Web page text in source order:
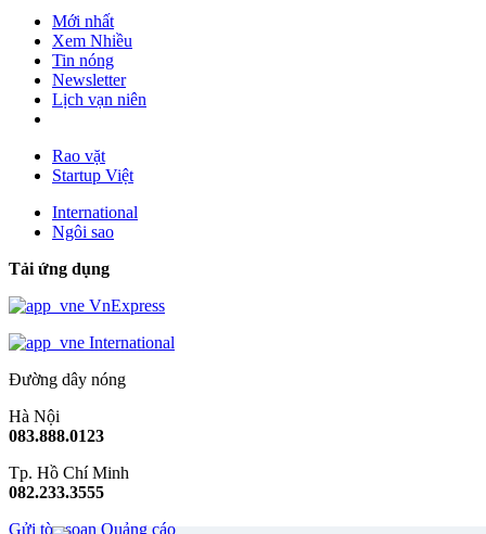
Mới nhất
Xem Nhiều
Tin nóng
Newsletter
Lịch vạn niên
Rao vặt
Startup Việt
International
Ngôi sao
Tải ứng dụng
VnExpress
International
Đường dây nóng
Hà Nội
083.888.0123
Tp. Hồ Chí Minh
082.233.3555
Gửi tòa soạn Quảng cáo